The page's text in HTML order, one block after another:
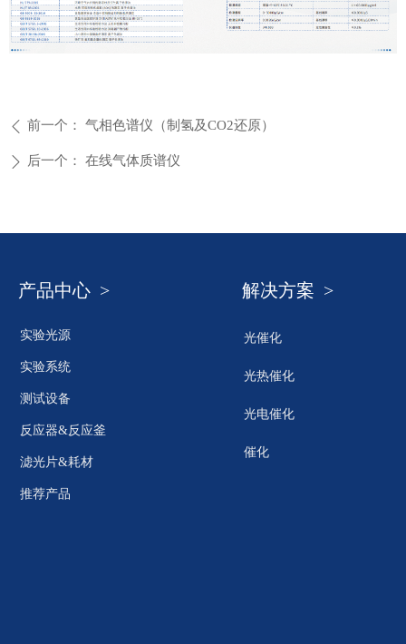
ꄴ 前一个： 气相色谱仪（制氢及CO2还原）
ꄲ 后一个： 在线气体质谱仪
产品中心 >
实验光源
实验系统
测试设备
反应器&反应釜
滤光片&耗材
推荐产品
解决方案 >
光催化
光热催化
光电催化
催化